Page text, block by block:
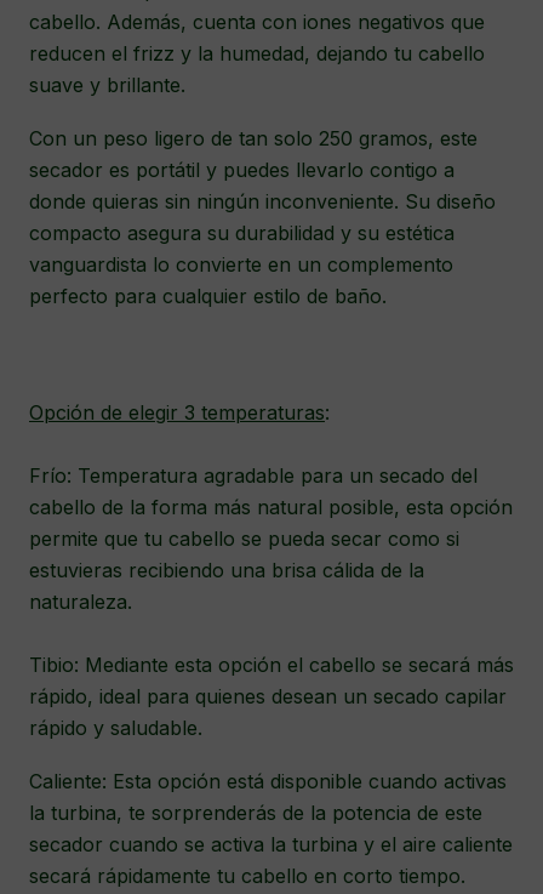
cabello. Además, cuenta con iones negativos que
reducen el frizz y la humedad, dejando tu cabello
suave y brillante.
Con un peso ligero de tan solo 250 gramos, este
secador es portátil y puedes llevarlo contigo a
donde quieras sin ningún inconveniente. Su diseño
compacto asegura su durabilidad y su estética
vanguardista lo convierte en un complemento
perfecto para cualquier estilo de baño.
Opción de elegir 3 temperaturas:
Frío: Temperatura agradable para un secado del
cabello de la forma más natural posible, esta opción
permite que tu cabello se pueda secar como si
estuvieras recibiendo una brisa cálida de la
naturaleza.
Tibio: Mediante esta opción el cabello se secará más
rápido, ideal para quienes desean un secado capilar
rápido y saludable.
Caliente: Esta opción está disponible cuando activas
la turbina, te sorprenderás de la potencia de este
secador cuando se activa la turbina y el aire caliente
secará rápidamente tu cabello en corto tiempo.